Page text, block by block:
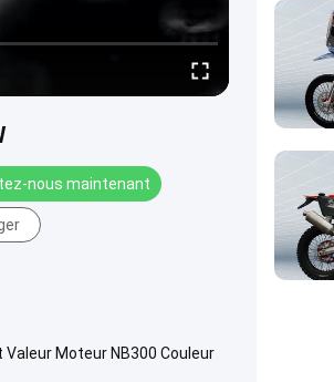
nous maintenant
Moteur NB300 Couleur